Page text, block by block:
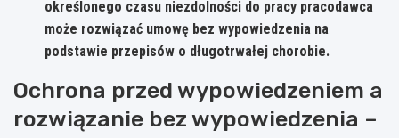
określonego czasu niezdolności do pracy pracodawca
może rozwiązać umowę bez wypowiedzenia na
podstawie przepisów o długotrwałej chorobie.
Ochrona przed wypowiedzeniem a
rozwiązanie bez wypowiedzenia –